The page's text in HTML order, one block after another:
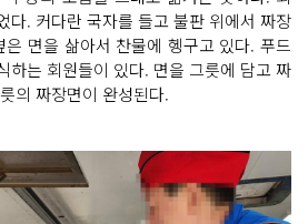
다. 커다란 국자를 들고 불판 위에서 짜장
면을 삶아서 찬물에 헹구고 있다. 푸드
하는 회원들이 있다. 면을 그릇에 담고 짜
의 짜장면이 완성된다.